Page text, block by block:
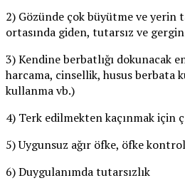
2) Gözünde çok büyütme ve yerin
ortasında giden, tutarsız ve
3) Kendine berbatlığı dokunacak
harcama, cinsellik, husus berbata
kullanma vb.)
4) Terk edilmekten kaçınmak için
5) Uygunsuz ağır öfke, öfke
6) Duygulanımda tutarsızlık